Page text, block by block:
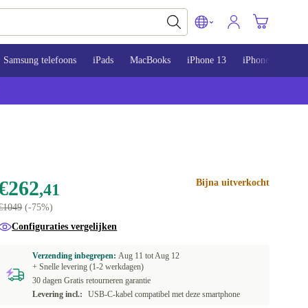
Samsung telefoons iPads MacBooks iPhone 13 iPhone 14
,41
(-75%)
Bijna uitverkocht
Configuraties vergelijken
Verzending inbegrepen:Aug 11 totAug 12
+ Snelle levering (1-2 werkdagen)
30 dagen Gratis retourneren garantie
Levering incl.:
USB-C-kabel compatibel met deze smartphone